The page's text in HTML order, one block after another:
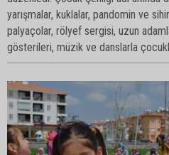
yarışmalar, kuklalar, pandomin ve
palyaçolar, rölyef sergisi, uzun
gösterileri, müzik ve danslarla